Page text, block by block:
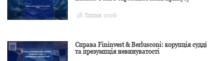
18 Липня 2026
Справа Fininvest & Berlusconi: корупція судді
та презумпція невинуватості